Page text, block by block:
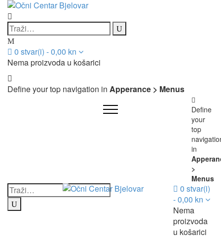
0 stvar(i) -0,00 kn
Nema proizvoda u košarici
Define your top navigation in Apperance > Menus
Define
your
top
in
>
Menus
0 stvar(i)
-0,00 kn
Nema
proizvoda
u košarici